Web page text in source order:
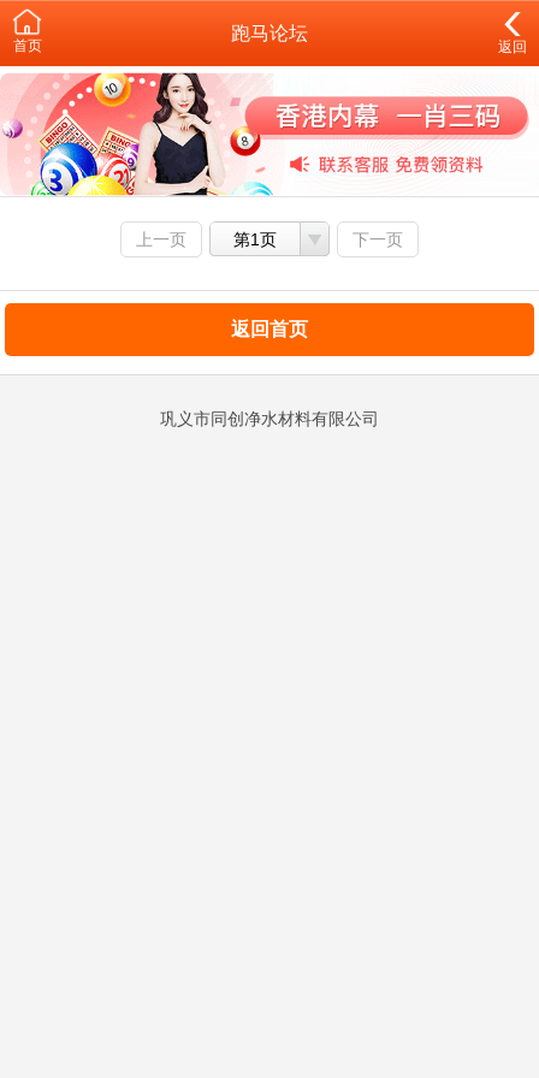
首页
跑马论坛
返回
上一页 第1页 下一页
返回首页
巩义市同创净水材料有限公司